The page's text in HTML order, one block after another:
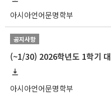
아시아언어문명학부
공지사항
아시아언어문명학부